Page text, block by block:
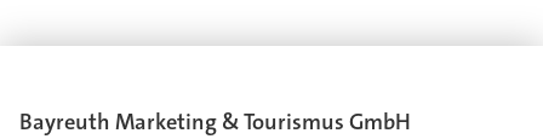
Bayreuth Marketing & Tourismus GmbH